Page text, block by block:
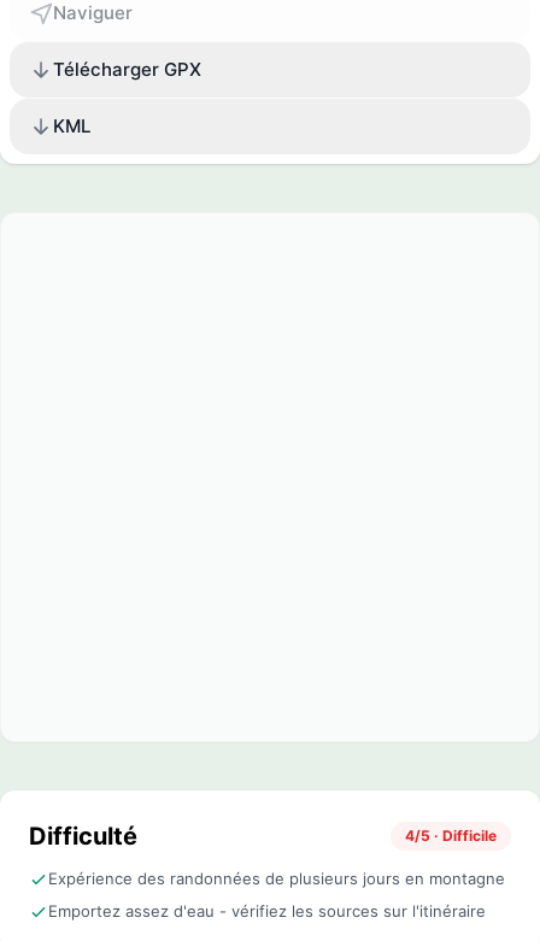
Naviguer
Télécharger GPX
KML
Difficulté 4/5 · Difficile
Expérience des randonnées de plusieurs jours en montagne
Emportez assez d'eau - vérifiez les sources sur l'itinéraire